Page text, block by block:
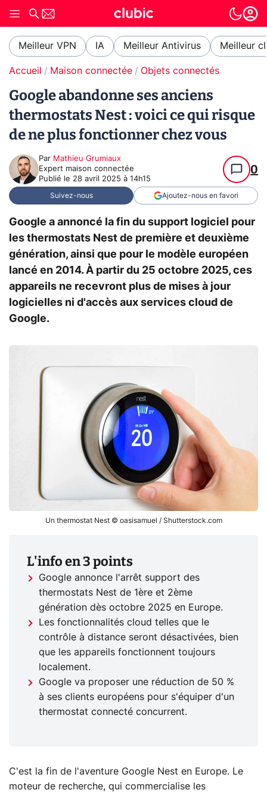
Meilleur VPN IA Meilleur Antivirus Meilleur
Accueil Maison connectée Objets connectés
Google abandonne ses anciens
thermostats Nest : voici ce qui risque
de ne plus fonctionner chez vous
Par Mathieu Grumiaux
Expert maison connectée
Publié le 28 avril 2025 à 14h15
0
Suivez-nous Ajoutez-nous en favori
Google a annoncé la fin du support logiciel pour
les thermostats Nest de première et deuxième
génération, ainsi que pour le modèle européen
lancé en 2014. À partir du 25 octobre 2025, ces
appareils ne recevront plus de mises à jour
logicielles ni d'accès aux services cloud de
Google.
Un thermostat Nest © oasisamuel / Shutterstock.com
L'info en 3 points
Google annonce l'arrêt support des
thermostats Nest de 1ère et 2ème
génération dès octobre 2025 en Europe.
Les fonctionnalités cloud telles que le
contrôle à distance seront désactivées, bien
que les appareils fonctionnent toujours
localement.
Google va proposer une réduction de 50 %
à ses clients européens pour s'équiper d'un
thermostat connecté concurrent.
C'est la fin de l'aventure Google Nest en Europe. Le
moteur de recherche, qui commercialise les